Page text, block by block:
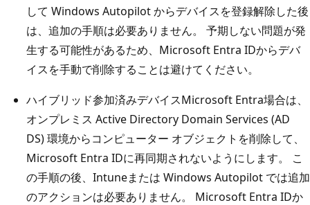
して Windows Autopilot からデバイスを登録解除した後
は、追加の手順は必要ありません。 予期しない問題が発
生する可能性があるため、Microsoft Entra IDからデバ
イスを手動で削除することは避けてください。
ハイブリッド参加済みデバイスMicrosoft Entra場合は、
オンプレミス Active Directory Domain Services (AD
DS) 環境からコンピューター オブジェクトを削除して、
Microsoft Entra IDに再同期されないようにします。 こ
の手順の後、Intuneまたは Windows Autopilot では追加
のアクションは必要ありません。 Microsoft Entra IDか